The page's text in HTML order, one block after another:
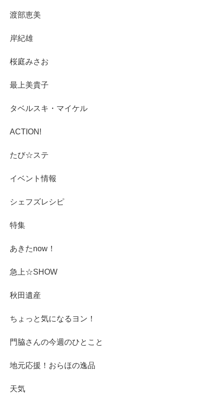
渡部恵美
岸紀雄
桜庭みさお
最上美貴子
タベルスキ・マイケル
ACTION!
たび☆ステ
イベント情報
シェフズレシピ
特集
あきたnow！
急上☆SHOW
秋田遺産
ちょっと気になるヨン！
門脇さんの今週のひとこと
地元応援！おらほの逸品
天気